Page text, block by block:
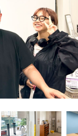
や発達が気に
教室です。受給
いただけます。
祉サービスで
り、受給者証を